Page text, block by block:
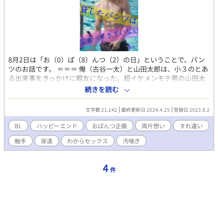
8月2日は「お（0）ぱ（8）んつ（2）の日」ということで、パン
ツのお話です。 ＝＝＝ 俺（古谷一太）と山田太郎は、小３のとあ
る出来事をきっかけに親友になった。超イケメンモテ男の山田太
郎が俺に秘密を話したいという。なんだ？告白か？お前の告白な
ら聞いてやらないこともないぞ？ だが山田太郎の告白は…… ＝＝
＝ パンツを履かないシチュエーション（人魚・エイリアン・ケン
タウロス・プール・全身タイツ・裸エプロン※選択肢から一つを
チョイス）＆おパンツという組み合わせでお話を書いています。
天木あんこ（@54azuki_mochi）さん、深山恐竜
（@fuka_yama2021）さん主催のTwitter企画『おぱんつ企画
2023』参加作品です。
続きを読む
文字数 21,142 最終更新日 2024.4.25 登録日 2023.8.2
BL ハッピーエンド おぱんつ企画 両片想い
すれ違い
触手
尿道 わからセックス 汚喘ぎ
4 件